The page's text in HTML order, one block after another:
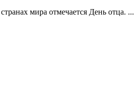
мира отмечается День отца. ...